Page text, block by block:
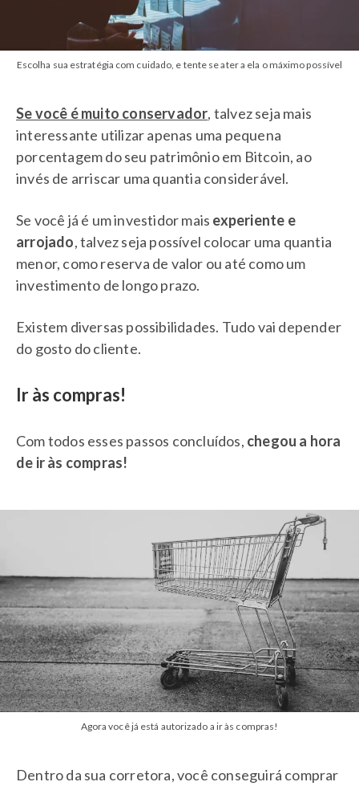
Escolha sua estratégia com cuidado, e tente se ater a ela o máximo possível
Se você é muito conservador, talvez seja mais
interessante utilizar apenas uma pequena
porcentagem do seu patrimônio em Bitcoin, ao
invés de arriscar uma quantia considerável.
Se você já é um investidor mais experiente e
arrojado, talvez seja possível colocar uma quantia
menor, como reserva de valor ou até como um
investimento de longo prazo.
Existem diversas possibilidades. Tudo vai depender
do gosto do cliente.
Ir às compras!
Com todos esses passos concluídos, chegou a hora
de ir às compras!
Agora você já está autorizado a ir às compras!
Dentro da sua corretora, você conseguirá comprar